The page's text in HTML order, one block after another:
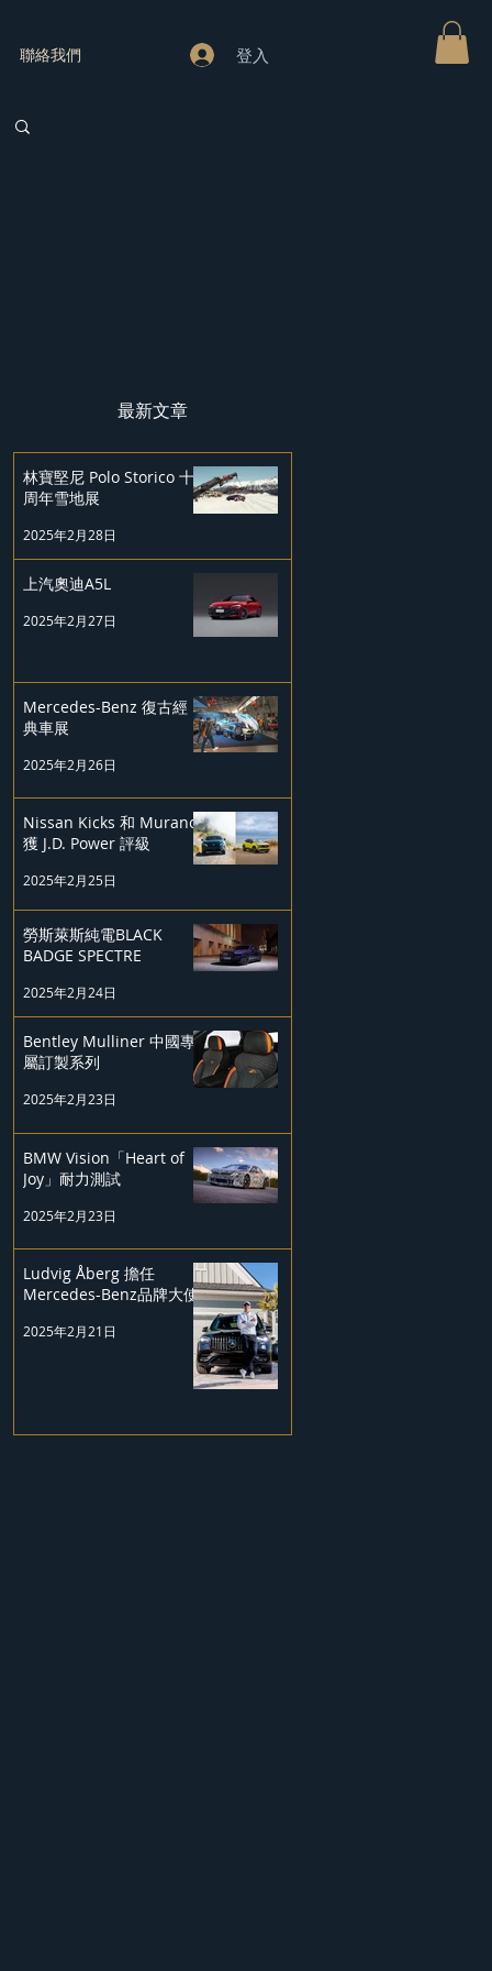
聯絡我們 登入
最新文章
林寶堅尼 Polo Storico 十
周年雪地展
2025年2月28日
上汽奧迪A5L
2025年2月27日
Mercedes-Benz 復古經
典車展
2025年2月26日
Nissan Kicks 和 Murano
獲 J.D. Power 評級
2025年2月25日
勞斯萊斯純電BLACK
BADGE SPECTRE
2025年2月24日
Bentley Mulliner 中國專
屬訂製系列
2025年2月23日
BMW Vision「Heart of
Joy」耐力測試
2025年2月23日
Ludvig Åberg 擔任
Mercedes-Benz品牌大使
2025年2月21日